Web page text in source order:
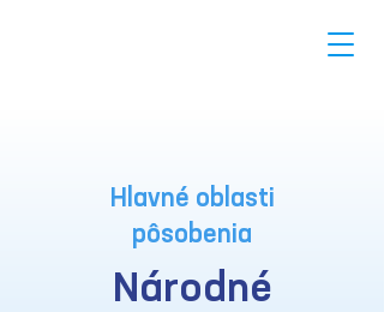
Hlavné oblasti
pôsobenia
Národné